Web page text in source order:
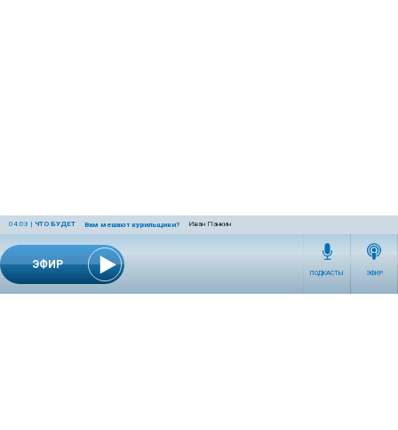
ЭФИР
04:03 | ЧТО БУДЕТ Вам мешают курильщики? Иван Панкин
ПОДКАСТЫ ЭФИР